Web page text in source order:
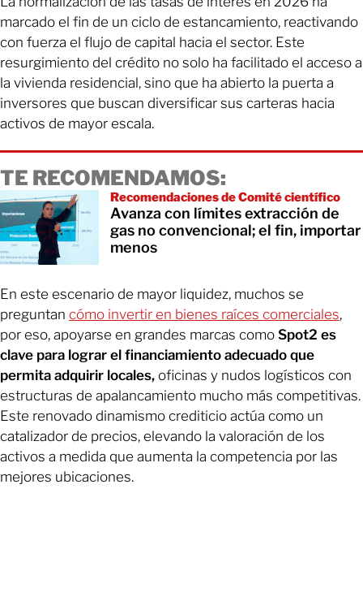
marcado el fin de un ciclo de estancamiento, reactivando
con fuerza el flujo de capital hacia el sector. Este
resurgimiento del crédito no solo ha facilitado el acceso a
la vivienda residencial, sino que ha abierto la puerta a
inversores que buscan diversificar sus carteras hacia
activos de mayor escala.
TE RECOMENDAMOS:
Recomendaciones de Comité científico
Avanza con límites extracción de
gas no convencional; el fin, importar
menos
En este escenario de mayor liquidez, muchos se
preguntan cómo invertir en bienes raíces comerciales,
por eso, apoyarse en grandes marcas como Spot2 es
clave para lograr el financiamiento adecuado que
permita adquirir locales, oficinas y nudos logísticos con
estructuras de apalancamiento mucho más competitivas.
Este renovado dinamismo crediticio actúa como un
catalizador de precios, elevando la valoración de los
activos a medida que aumenta la competencia por las
mejores ubicaciones.